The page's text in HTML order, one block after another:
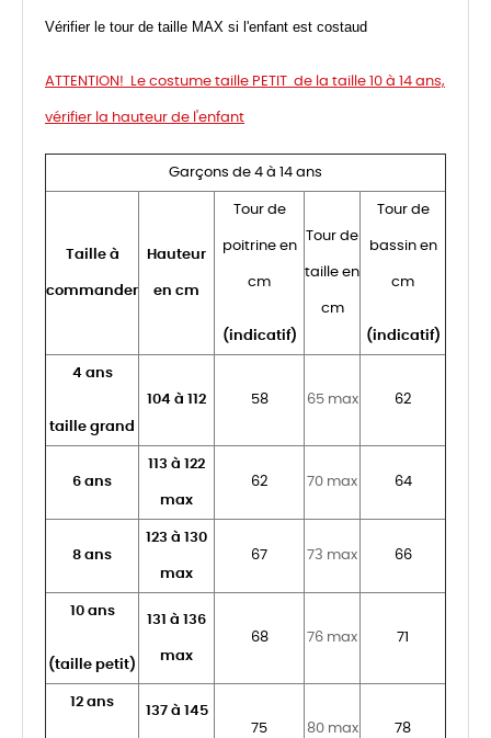
Vérifier le tour de taille MAX si l'enfant est costaud
ATTENTION! Le costume taille PETIT de la taille 10 à 14 ans,
vérifier la hauteur de l'enfant
Garçons de 4 à 14 ans
Taille à
commander
Hauteur
en cm
Tour de
poitrine en
cm
(indicatif)
Tour de
taille en
cm
Tour de
bassin en
cm
(indicatif)
4 ans
taille grand
104 à 112 58 65 max 62
6 ans
113 à 122
max
62 70 max 64
8 ans
123 à 130
max
67 73 max 66
10 ans
(taille petit)
131 à 136
max
68 76 max 71
12 ans
137 à 145
75 80 max 78